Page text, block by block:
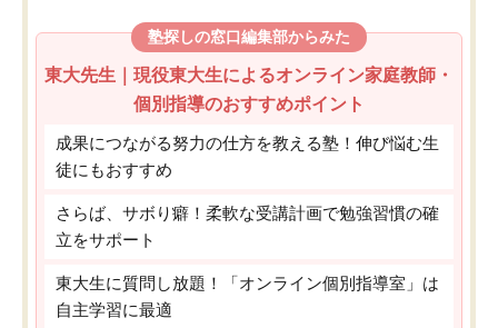
塾探しの窓口編集部からみた
東大先生｜現役東大生によるオンライン家庭教師・
個別指導のおすすめポイント
成果につながる努力の仕方を教える塾！伸び悩む生
徒にもおすすめ
さらば、サボり癖！柔軟な受講計画で勉強習慣の確
立をサポート
東大生に質問し放題！「オンライン個別指導室」は
自主学習に最適